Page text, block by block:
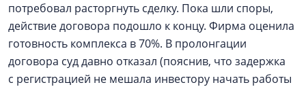
потребовал расторгнуть сделку. Пока шли споры,
действие договора подошло к концу. Фирма оценила
готовность комплекса в 70%. В пролонгации
договора суд давно отказал (пояснив, что задержка
с регистрацией не мешала инвестору начать работы